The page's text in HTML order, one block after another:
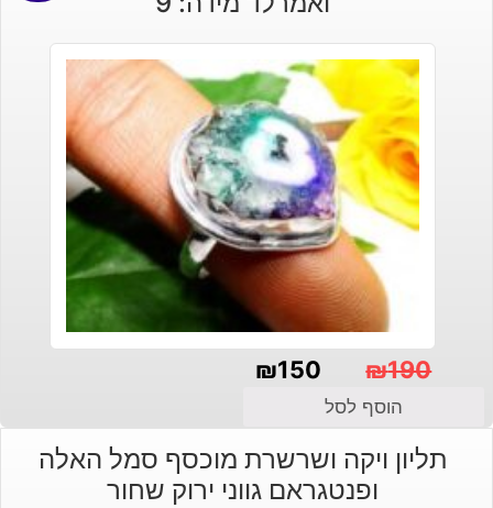
₪190
המקורי
היה:
₪150
הנוכחי
הוא:
הוסף לסל
תליון ויקה ושרשרת מוכסף סמל האלה
ופנטגראם גווני ירוק שחור